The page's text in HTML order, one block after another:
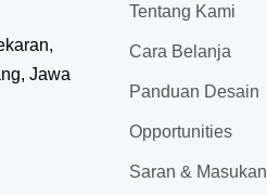
Jawa
Tentang Kami
Cara Belanja
Panduan Desain
Opportunities
Saran & Masukan